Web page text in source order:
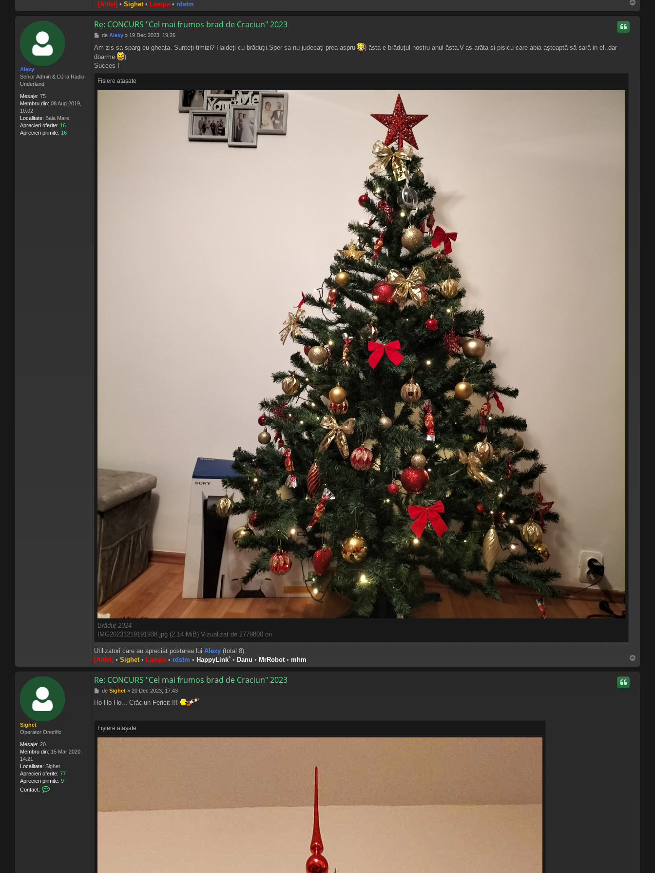
[Altfel] • Sighet• Lampa• rdstm
u
Alexy
Senior Admin & DJ la Radio
Underland
Mesaje: 75
Membru din: 08 Aug 2019,
10:02
Localitate: Baia Mare
Aprecieri oferite: 16
Aprecieri primite: 16
Re: CONCURS "Cel mai frumos brad de Craciun" 2023
M
s
a
de Alexy» 19 Dec 2023, 19:26
Am zis sa sparg eu gheața. Sunteți timizi? Haideți cu brăduții.Sper sa nu judecați prea aspru
) ăsta e brăduțul nostru anul ăsta.V-as arăta si pisicu care abia așteaptă să sară in el..dar
doarme
)
Succes !
Fişiere ataşate
Brăduț 2024
IMG20231219191938.jpg (2.14 MiB) Vizualizat de 2779800 ori
Utilizatori care au apreciat postarea lui Alexy (total 8):
[Altfel] • Sighet• Lampa• rdstm • HappyLink` • Danu • MrRobot• mhm
u
Sighet
Operator Onorific
Mesaje: 20
Membru din: 15 Mar 2020,
14:21
Localitate: Sighet
Aprecieri oferite: 77
Aprecieri primite: 9
Contact:
Re: CONCURS "Cel mai frumos brad de Craciun" 2023
M
s
de Sighet» 20 Dec 2023, 17:43
Ho Ho Ho... Crăciun Fericit !!!
Fişiere ataşate